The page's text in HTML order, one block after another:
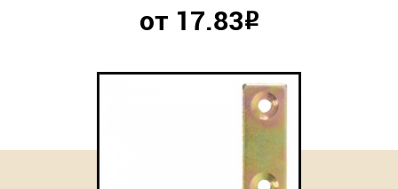
от 17.83Р